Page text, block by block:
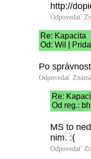
http://
Odpovedať
Re: Kapacita
Od: Wil |
Po
Odpovedať
Re:
Od reg.:
MS to
nim. :(
Odpovedať